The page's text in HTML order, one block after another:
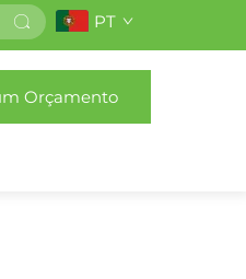
PT
Orçamento